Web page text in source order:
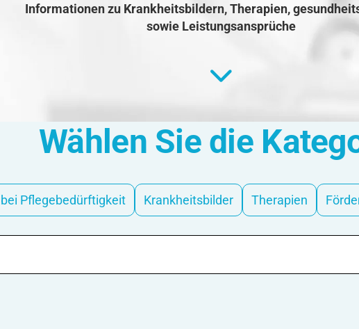
Informationen zu Krankheitsbildern, Therapien,
sowie Leistungsansprüche
Wählen Sie die
Pflegebedürftigkeit Krankheitsbilder Therapien